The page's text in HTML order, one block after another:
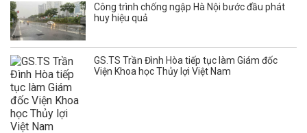
Công trình chống ngập Hà Nội bước đầu phát
huy hiệu quả
GS.TS Trần Đình Hòa tiếp tục làm Giám đốc
Viện Khoa học Thủy lợi Việt Nam